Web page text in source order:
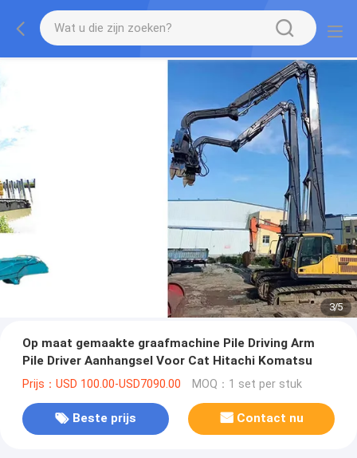
3/5
Op maat gemaakte graafmachine Pile Driving Arm
Pile Driver Aanhangsel Voor Cat Hitachi Komatsu
Prijs：USD 100.00-USD7090.00 MOQ：1 set per stuk
Beste prijs Contact nu